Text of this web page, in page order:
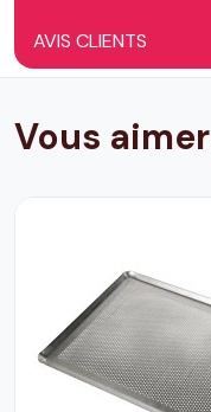
AVIS CLIENTS
Vous